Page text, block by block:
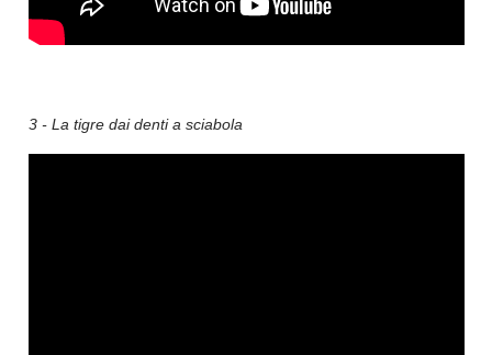
3 - La tigre dai denti a sciabola